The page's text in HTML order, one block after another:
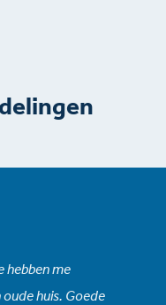
hebben me
huis. Goede